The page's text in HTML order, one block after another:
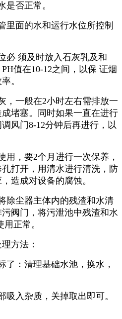
是否正常。
里面的水和运行水位所控制
必 须及时放入石灰乳及和
值在10-12之间，以保 证烟
。
，一般在2小时左右需排放一
堵塞。同时如果一直在进行
风门8-12分钟后再进行，以
用，要2个月进行一次保养，
打开，用清水进行清洗，防
造成对设备的腐蚀。
除尘器主体内的残渣和水清
阀门，将污泄池中残渣和水
正常。
方法：
了：清理基础水池，换水，
吸入杂质，关掉取出即可。